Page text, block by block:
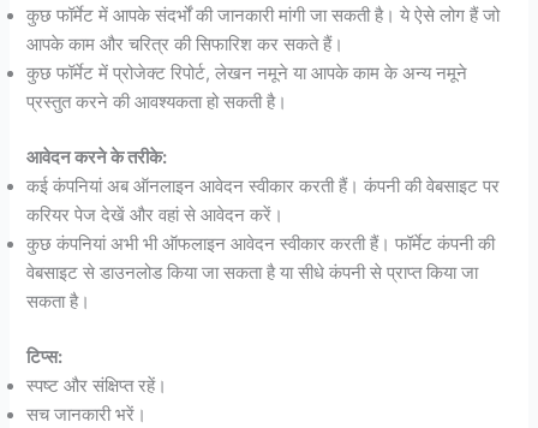
कुछ फॉर्मेट में आपके संदर्भों की जानकारी मांगी जा सकती है। ये ऐसे लोग हैं जो
आपके काम और चरित्र की सिफारिश कर सकते हैं।
कुछ फॉर्मेट में प्रोजेक्ट रिपोर्ट, लेखन नमूने या आपके काम के अन्य नमूने
प्रस्तुत करने की आवश्यकता हो सकती है।
आवेदन करने के तरीके:
कई कंपनियां अब ऑनलाइन आवेदन स्वीकार करती हैं। कंपनी की वेबसाइट पर
करियर पेज देखें और वहां से आवेदन करें।
कुछ कंपनियां अभी भी ऑफलाइन आवेदन स्वीकार करती हैं। फॉर्मेट कंपनी की
वेबसाइट से डाउनलोड किया जा सकता है या सीधे कंपनी से प्राप्त किया जा
सकता है।
टिप्स:
स्पष्ट और संक्षिप्त रहें।
सच जानकारी भरें।